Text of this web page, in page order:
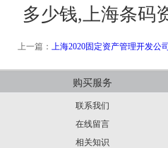
多少钱,上海条码
上一篇： 上海2020固定资产管理开发公
购买服务
联系我们
在线留言
相关知识